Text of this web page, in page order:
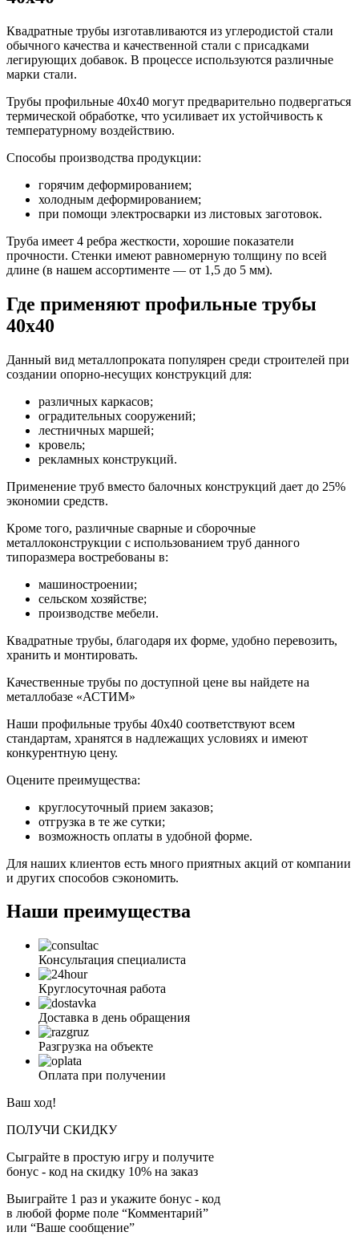
Квадратные трубы изготавливаются из углеродистой стали
обычного качества и качественной стали с присадками
легирующих добавок. В процессе используются различные
марки стали.
Трубы профильные 40х40 могут предварительно подвергаться
термической обработке, что усиливает их устойчивость к
температурному воздействию.
Способы производства продукции:
горячим деформированием;
холодным деформированием;
при помощи электросварки из листовых заготовок.
Труба имеет 4 ребра жесткости, хорошие показатели
прочности. Стенки имеют равномерную толщину по всей
длине (в нашем ассортименте — от 1,5 до 5 мм).
Где применяют профильные трубы
40х40
Данный вид металлопроката популярен среди строителей при
создании опорно-несущих конструкций для:
различных каркасов;
оградительных сооружений;
лестничных маршей;
кровель;
рекламных конструкций.
Применение труб вместо балочных конструкций дает до 25%
экономии средств.
Кроме того, различные сварные и сборочные
металлоконструкции с использованием труб данного
типоразмера востребованы в:
машиностроении;
сельском хозяйстве;
производстве мебели.
Квадратные трубы, благодаря их форме, удобно перевозить,
хранить и монтировать.
Качественные трубы по доступной цене вы найдете на
металлобазе «АСТИМ»
Наши профильные трубы 40х40 соответствуют всем
стандартам, хранятся в надлежащих условиях и имеют
конкурентную цену.
Оцените преимущества:
круглосуточный прием заказов;
отгрузка в те же сутки;
возможность оплаты в удобной форме.
Для наших клиентов есть много приятных акций от компании
и других способов сэкономить.
Наши преимущества
Консультация специалиста
Круглосуточная работа
Доставка в день обращения
Разгрузка на объекте
Оплата при получении
Ваш ход!
ПОЛУЧИ СКИДКУ
Сыграйте в простую игру и получите
бонус - код на скидку 10% на заказ
Выиграйте 1 раз и укажите бонус - код
в любой форме поле “Комментарий”
или “Ваше сообщение”